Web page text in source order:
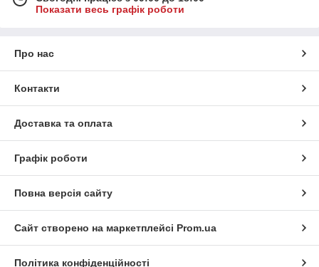
Показати весь графік роботи
Про нас
Контакти
Доставка та оплата
Графік роботи
Повна версія сайту
Сайт створено на маркетплейсі Prom.ua
Політика конфіденційності